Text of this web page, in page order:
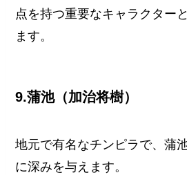
点を持つ重要なキャラクター
ます。
9.蒲池（加治将樹）
地元で有名なチンピラで、蒲
に深みを与えます。